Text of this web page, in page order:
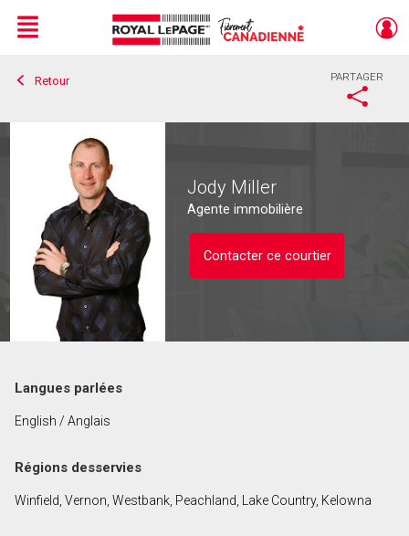
Live
En Direct
Menu
Retour PARTAGER
Jody Miller
Agente immobilière
Contacter ce courtier
Nom
Langues parlées
English / Anglais
Régions desservies
Winfield, Vernon, Westbank, Peachland, Lake Country, Kelowna